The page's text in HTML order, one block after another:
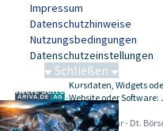
Impressum
Datenschutzhinweise
Nutzungsbedingungen
Datenschutzeinstellungen
-
Kursdaten, Widgets
Website oder
stellen.
Alle Angaben ohne Gewähr - Dt.
Schließen
Schwere Seltene Erden